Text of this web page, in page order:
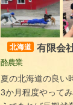
北海道 有限会
酪農業
夏の北海道の良い
3か月程度やって